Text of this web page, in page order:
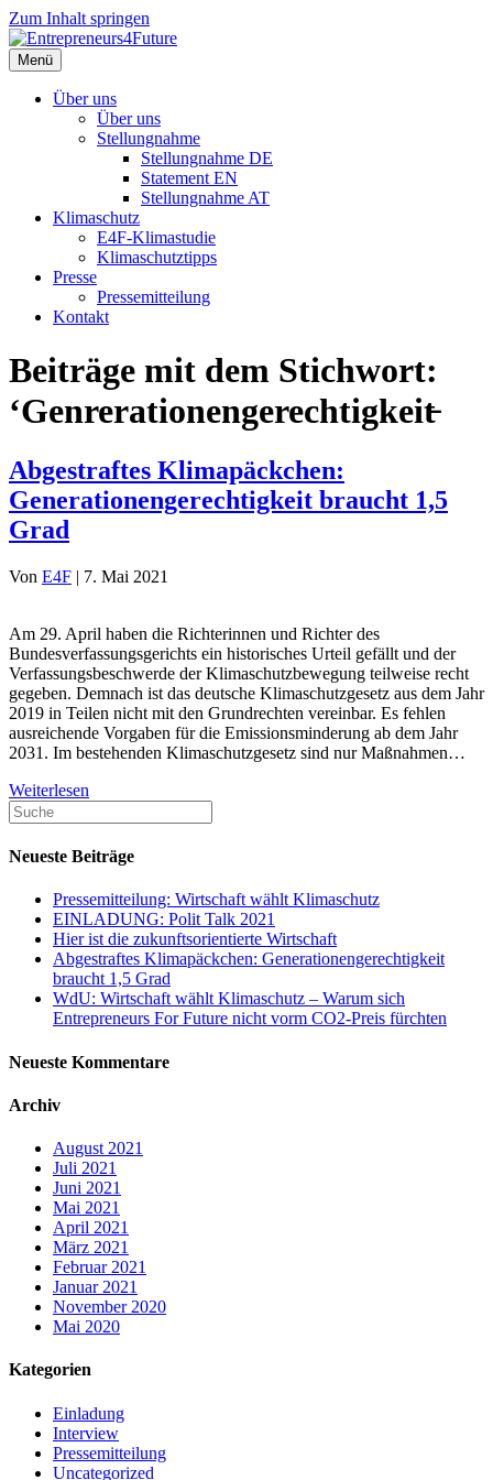
Zum Inhalt springen
Menü
Über uns
Über uns
Stellungnahme
Stellungnahme DE
Statement EN
Stellungnahme AT
Klimaschutz
E4F-Klimastudie
Klimaschutztipps
Presse
Pressemitteilung
Kontakt
Beiträge mit dem Stichwort:
‘Genrerationengerechtigkeit̵
Abgestraftes Klimapäckchen:
Generationengerechtigkeit braucht 1,5
Grad
Von E4F | 7. Mai 2021
Am 29. April haben die Richterinnen und Richter des
Bundesverfassungsgerichts ein historisches Urteil gefällt und der
Verfassungsbeschwerde der Klimaschutzbewegung teilweise recht
gegeben. Demnach ist das deutsche Klimaschutzgesetz aus dem Jahr
2019 in Teilen nicht mit den Grundrechten vereinbar. Es fehlen
ausreichende Vorgaben für die Emissionsminderung ab dem Jahr
2031. Im bestehenden Klimaschutzgesetz sind nur Maßnahmen…
Weiterlesen
Neueste Beiträge
Pressemitteilung: Wirtschaft wählt Klimaschutz
EINLADUNG: Polit Talk 2021
Hier ist die zukunftsorientierte Wirtschaft
Abgestraftes Klimapäckchen: Generationengerechtigkeit
braucht 1,5 Grad
WdU: Wirtschaft wählt Klimaschutz – Warum sich
Entrepreneurs For Future nicht vorm CO2-Preis fürchten
Neueste Kommentare
Archiv
August 2021
Juli 2021
Juni 2021
Mai 2021
April 2021
März 2021
Februar 2021
Januar 2021
November 2020
Mai 2020
Kategorien
Einladung
Interview
Pressemitteilung
Uncategorized